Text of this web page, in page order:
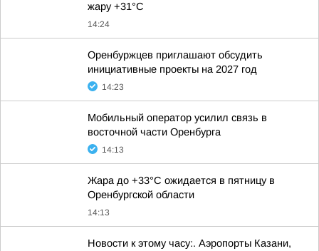
жару +31°С
14:24
Оренбуржцев приглашают обсудить
инициативные проекты на 2027 год
14:23
Мобильный оператор усилил связь в
восточной части Оренбурга
14:13
Жара до +33°С ожидается в пятницу в
Оренбургской области
14:13
Новости к этому часу:. Аэропорты Казани,